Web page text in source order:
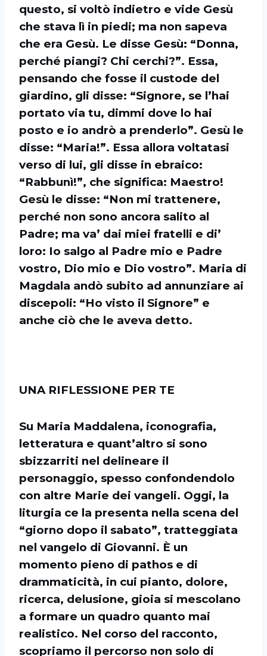
questo, si voltò indietro e vide Gesù
che stava lì in piedi; ma non sapeva
che era Gesù. Le disse Gesù: “Donna,
perché piangi? Chi cerchi?”. Essa,
pensando che fosse il custode del
giardino, gli disse: “Signore, se l’hai
portato via tu, dimmi dove lo hai
posto e io andrò a prenderlo”. Gesù le
disse: “Maria!”. Essa allora voltatasi
verso di lui, gli disse in ebraico:
“Rabbunì!”, che significa: Maestro!
Gesù le disse: “Non mi trattenere,
perché non sono ancora salito al
Padre; ma va’ dai miei fratelli e di’
loro: Io salgo al Padre mio e Padre
vostro, Dio mio e Dio vostro”. Maria di
Magdala andò subito ad annunziare ai
discepoli: “Ho visto il Signore” e
anche ciò che le aveva detto.
UNA RIFLESSIONE PER TE
Su Maria Maddalena, iconografia,
letteratura e quant’altro si sono
sbizzarriti nel delineare il
personaggio, spesso confondendolo
con altre Marie dei vangeli. Oggi, la
liturgia ce la presenta nella scena del
“giorno dopo il sabato”, tratteggiata
nel vangelo di Giovanni. È un
momento pieno di pathos e di
drammaticità, in cui pianto, dolore,
ricerca, delusione, gioia si mescolano
a formare un quadro quanto mai
realistico. Nel corso del racconto,
scopriamo il percorso non solo di